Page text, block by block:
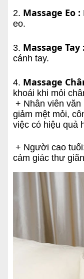
2. Massage Eo :
eo.
3. Massage Tay :
cánh tay.
4. Massage
khoái khi mỏi
+ Nhân viên văn
giảm mệt mỏi,
việc có hiệu quả
+ Người cao
cảm giác thư